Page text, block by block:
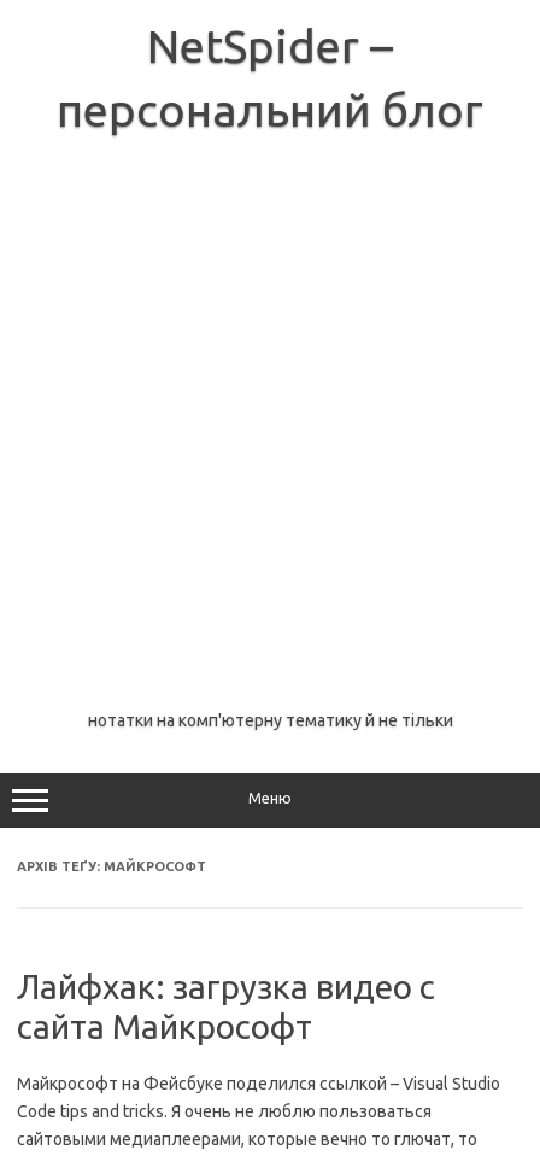
NetSpider –
персональний блог
нотатки на комп'ютерну тематику й не тільки
Меню
АРХІВ ТЕҐУ: МАЙКРОСОФТ
Лайфхак: загрузка видео с
сайта Майкрософт
Майкрософт на Фейсбуке поделился ссылкой – Visual Studio
Code tips and tricks. Я очень не люблю пользоваться
сайтовыми медиаплеерами, которые вечно то глючат, то